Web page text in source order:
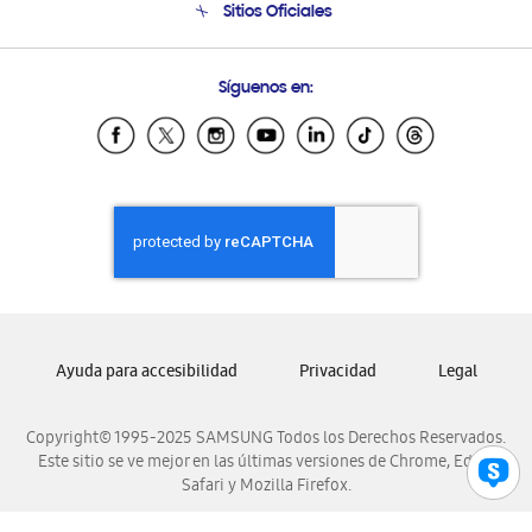
Soporte vía eMail
Sitios Oficiales
Samsung Ecuador
Samsung El Salvador
Samsung Honduras
Samsung Nicaragua
Samsung Panamá
Samsung Venezuela
Síguenos en:
Copyright© 1995-2025 SAMSUNG Todos los Derechos Reservados.
Este sitio se ve mejor en las últimas versiones de Chrome, Edge,
Safari y Mozilla Firefox.
Ayuda para accesibilidad Privacidad Legal